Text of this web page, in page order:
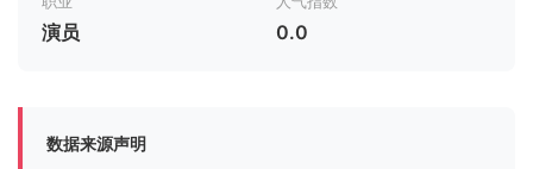
演员 0.0
数据来源声明